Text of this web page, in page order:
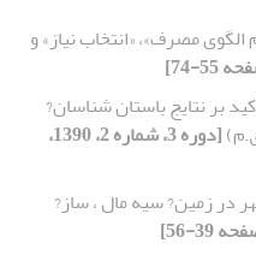
مصرف»، «انتخاب نیاز» و
بر نتایج باستان شناسان?
[دوره 3، شماره 2، 1390،
در زمین? سیه مال ، ساز?